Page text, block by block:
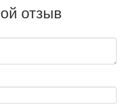
отзыв